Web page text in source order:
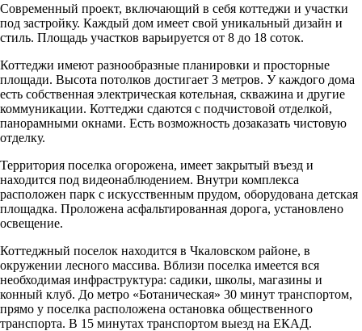
Современный проект, включающий в себя коттеджи и участки
под застройку. Каждый дом имеет свой уникальный дизайн и
стиль. Площадь участков варьируется от 8 до 18 соток.
Коттеджи имеют разнообразные планировки и просторные
площади. Высота потолков достигает 3 метров. У каждого дома
есть собственная электрическая котельная, скважина и другие
коммуникации. Коттеджи сдаются с подчистовой отделкой,
панорамными окнами. Есть возможность дозаказать чистовую
отделку.
Территория поселка огорожена, имеет закрытый въезд и
находится под видеонаблюдением. Внутри комплекса
расположен парк с искусственным прудом, оборудована детская
площадка. Проложена асфальтированная дорога, установлено
освещение.
Коттеджный поселок находится в Чкаловском районе, в
окружении лесного массива. Вблизи поселка имеется вся
необходимая инфраструктура: садики, школы, магазины и
конный клуб. До метро «Ботаническая» 30 минут транспортом,
прямо у поселка расположена остановка общественного
транспорта. В 15 минутах транспортом выезд на ЕКАД.